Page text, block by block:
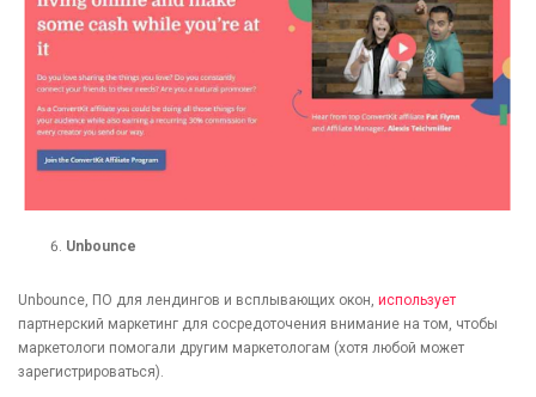
Unbounce
Unbounce, ПО для лендингов и всплывающих окон, использует
партнерский маркетинг для сосредоточения внимание на том, чтобы
маркетологи помогали другим маркетологам (хотя любой может
зарегистрироваться).